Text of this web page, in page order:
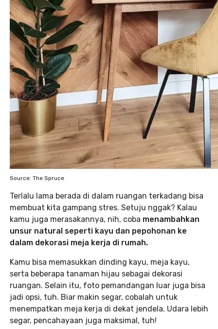
Source: The Spruce
Terlalu lama berada di dalam ruangan terkadang bisa
membuat kita gampang stres. Setuju nggak? Kalau
kamu juga merasakannya, nih, coba menambahkan
unsur natural seperti kayu dan pepohonan ke
dalam dekorasi meja kerja di rumah.
Kamu bisa memasukkan dinding kayu, meja kayu,
serta beberapa tanaman hijau sebagai dekorasi
ruangan. Selain itu, foto pemandangan luar juga bisa
jadi opsi, tuh. Biar makin segar, cobalah untuk
menempatkan meja kerja di dekat jendela. Udara lebih
segar, pencahayaan juga maksimal, tuh!